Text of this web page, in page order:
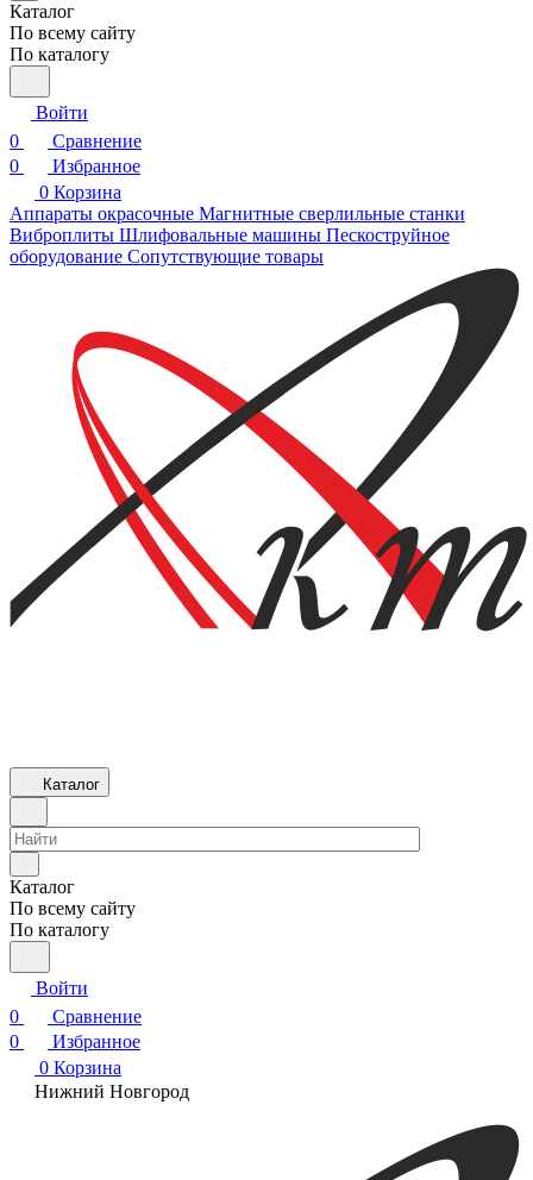
Каталог
По всему сайту
По каталогу
Войти
0
Сравнение
0
Избранное
0 Корзина
Аппараты окрасочные Магнитные сверлильные станки
Виброплиты Шлифовальные машины Пескоструйное
оборудование Сопутствующие товары
Каталог
Каталог
По всему сайту
По каталогу
Войти
0
Сравнение
0
Избранное
0 Корзина
Нижний Новгород